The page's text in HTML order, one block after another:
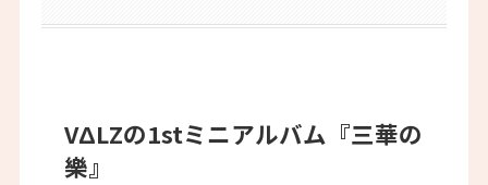
VΔLZの1stミニアルバム『三華の
樂』